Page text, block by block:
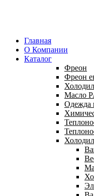
Главная
О Компании
Каталог
Фреон
Фреон
Масло
Одежда